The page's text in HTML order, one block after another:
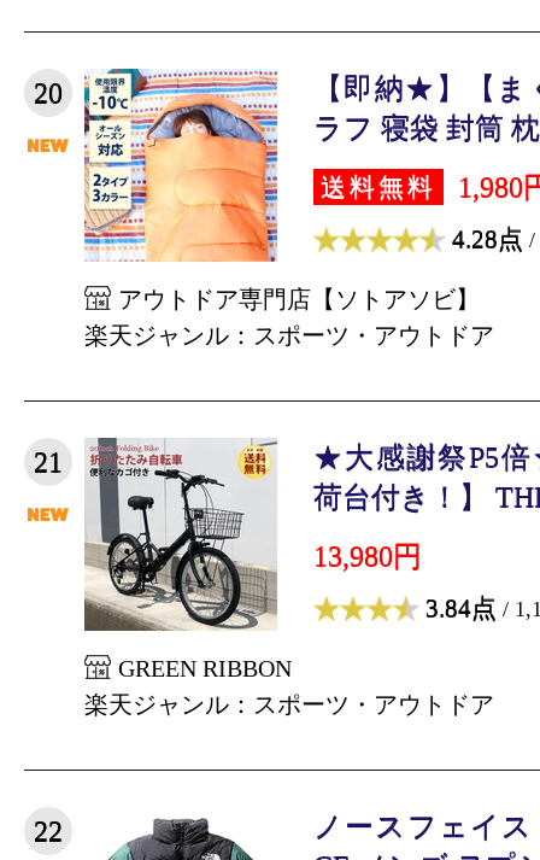
20
【即納★】【
ラフ 寝袋 封筒
送料無料 1,980
4.28点 /
アウトドア専門店【ソトアソビ】
楽天ジャンル：スポーツ・アウトドア
21
★大感謝祭P5
荷台付き！】
13,980円
3.84点 /
GREEN RIBBON
楽天ジャンル：スポーツ・アウトドア
22
ノースフェイス